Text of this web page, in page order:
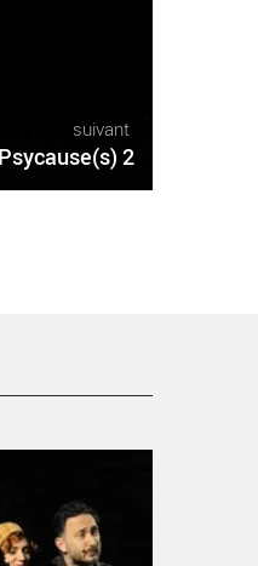
suivant
Psycause(s) 2